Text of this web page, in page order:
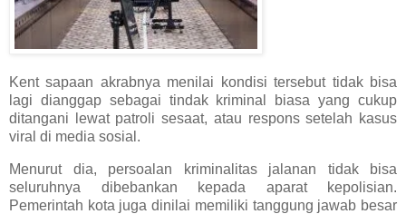
Kent sapaan akrabnya menilai kondisi tersebut tidak bisa
lagi dianggap sebagai tindak kriminal biasa yang cukup
ditangani lewat patroli sesaat, atau respons setelah kasus
viral di media sosial.
Menurut dia, persoalan kriminalitas jalanan tidak bisa
seluruhnya dibebankan kepada aparat kepolisian.
Pemerintah kota juga dinilai memiliki tanggung jawab besar